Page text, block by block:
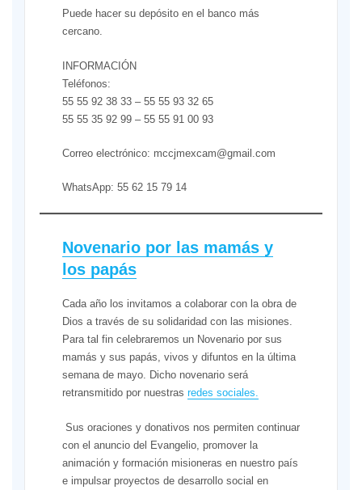
Puede hacer su depósito en el banco más
cercano.
INFORMACIÓN
Teléfonos:
55 55 92 38 33 – 55 55 93 32 65
55 55 35 92 99 – 55 55 91 00 93
Correo electrónico: mccjmexcam@gmail.com
WhatsApp: 55 62 15 79 14
Novenario por las mamás y
los papás
Cada año los invitamos a colaborar con la obra de
Dios a través de su solidaridad con las misiones.
Para tal fin celebraremos un Novenario por sus
mamás y sus papás, vivos y difuntos en la última
semana de mayo. Dicho novenario será
retransmitido por nuestras redes sociales.
Sus oraciones y donativos nos permiten continuar
con el anuncio del Evangelio, promover la
animación y formación misioneras en nuestro país
e impulsar proyectos de desarrollo social en